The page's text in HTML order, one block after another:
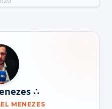
∴
MENEZES